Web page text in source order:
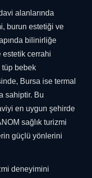
alanlarında
burun estetiği ve
bilinirliğe
estetik cerrahi
tüp bebek
Bursa ise termal
sahiptir. Bu
en uygun şehirde
sağlık turizmi
güçlü yönlerini
deneyimini